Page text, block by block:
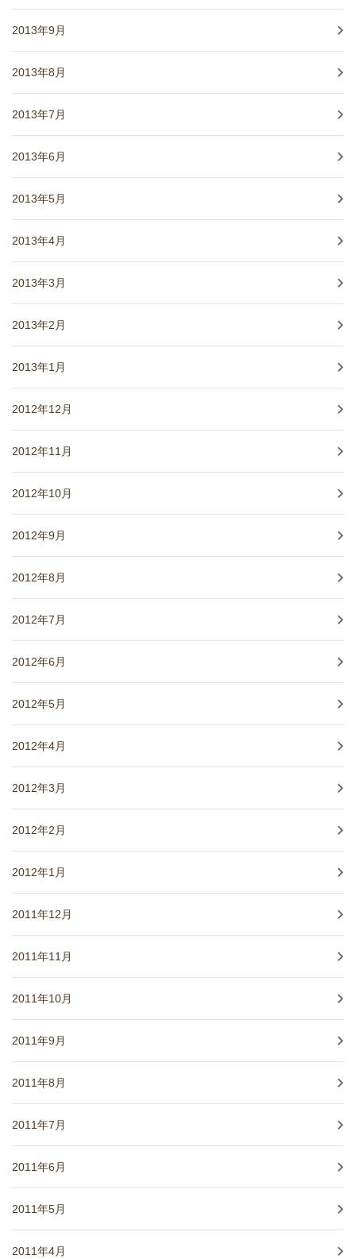
2013年9月
2013年8月
2013年7月
2013年6月
2013年5月
2013年4月
2013年3月
2013年2月
2013年1月
2012年12月
2012年11月
2012年10月
2012年9月
2012年8月
2012年7月
2012年6月
2012年5月
2012年4月
2012年3月
2012年2月
2012年1月
2011年12月
2011年11月
2011年10月
2011年9月
2011年8月
2011年7月
2011年6月
2011年5月
2011年4月